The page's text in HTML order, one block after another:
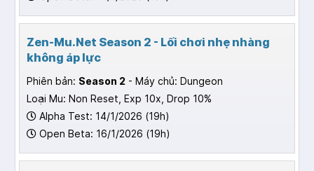
Zen-Mu.Net Season 2 - Lối chơi nhẹ nhàng
không áp lực
Phiên bản: Season 2 - Máy chủ: Dungeon
Loại Mu: Non Reset, Exp 10x, Drop 10%
Alpha Test: 14/1/2026 (19h)
Open Beta: 16/1/2026 (19h)